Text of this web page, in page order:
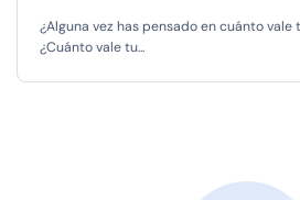
¿Alguna vez has pensado en cuánto
¿Cuánto vale tu...